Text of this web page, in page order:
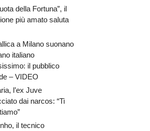
della Fortuna”, il
più amato saluta
a Milano suonano
italiano
il pubblico
– VIDEO
l’ex Juve
dai narcos: “Ti
il tecnico